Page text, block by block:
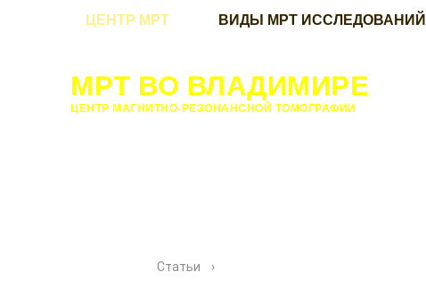
ЦЕНТР МРТ ВИДЫ МРТ ИССЛЕДОВАНИЙ
МРТ ВО ВЛАДИМИРЕ
ЦЕНТР МАГНИТНО-РЕЗОНАНСНОЙ ТОМОГРАФИИ
Статьи ›